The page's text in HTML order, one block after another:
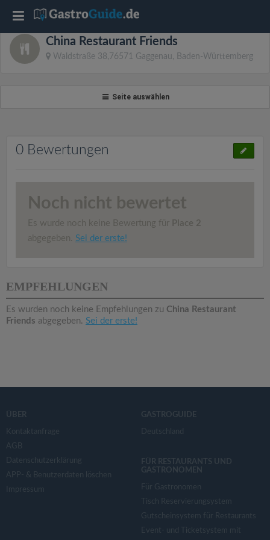
China Restaurant Friends
Waldstraße 38,76571 Gaggenau, Baden-Württemberg
Seite auswählen
0 Bewertungen
Noch nicht bewertet
Es wurde noch keine Bewertung für Place 2
abgegeben. Sei der erste!
EMPFEHLUNGEN
Es wurden noch keine Empfehlungen zu China Restaurant
Friends abgegeben. Sei der erste!
ÜBER
Kontaktanfrage
AGB
Datenschutzerklärung
APP- & Benutzerdaten löschen
Impressum
GASTROGUIDE
Deutschland
FÜR RESTAURANTS UND
GASTRONOMEN
Für Gastronomen
Tisch Reservierungsystem
Gutscheinsystem für Restaurants
Event- und Ticketsystem mit
T
o
i
o
n